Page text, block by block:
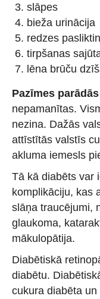
slāpes
bieža urinācija
redzes
tirpšanas
lēna brūču
Pazīmes
nepamanītas.
nezina. Dažās
attīstītās valstīs
akluma iemesls
Tā kā diabēts var
komplikāciju, kas
slāņa traucējumi,
glaukoma,
mākulopātija.
Diabētiskā
diabētu.
cukura diabēta